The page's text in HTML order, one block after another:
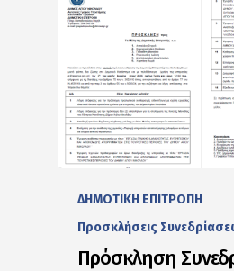
ΔΗΜΟΤΙΚΗ ΕΠΙΤΡΟΠΗ
Προσκλήσεις
Πρόσκληση